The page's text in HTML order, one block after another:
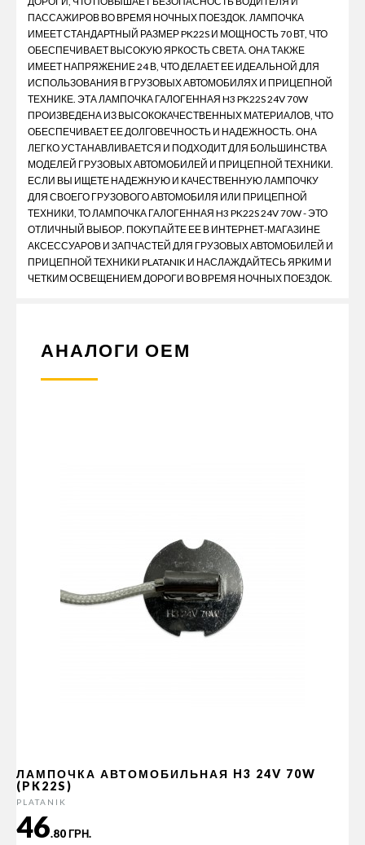
ПАССАЖИРОВ ВО ВРЕМЯ НОЧНЫХ ПОЕЗДОК. ЛАМПОЧКА
ИМЕЕТ СТАНДАРТНЫЙ РАЗМЕР PK22S И МОЩНОСТЬ 70 ВТ, ЧТО
ОБЕСПЕЧИВАЕТ ВЫСОКУЮ ЯРКОСТЬ СВЕТА. ОНА ТАКЖЕ
ИМЕЕТ НАПРЯЖЕНИЕ 24 В, ЧТО ДЕЛАЕТ ЕЕ ИДЕАЛЬНОЙ ДЛЯ
ИСПОЛЬЗОВАНИЯ В ГРУЗОВЫХ АВТОМОБИЛЯХ И ПРИЦЕПНОЙ
ТЕХНИКЕ. ЭТА ЛАМПОЧКА ГАЛОГЕННАЯ H3 PK22S 24V 70W
ПРОИЗВЕДЕНА ИЗ ВЫСОКОКАЧЕСТВЕННЫХ МАТЕРИАЛОВ, ЧТО
ОБЕСПЕЧИВАЕТ ЕЕ ДОЛГОВЕЧНОСТЬ И НАДЕЖНОСТЬ. ОНА
ЛЕГКО УСТАНАВЛИВАЕТСЯ И ПОДХОДИТ ДЛЯ БОЛЬШИНСТВА
МОДЕЛЕЙ ГРУЗОВЫХ АВТОМОБИЛЕЙ И ПРИЦЕПНОЙ ТЕХНИКИ.
ЕСЛИ ВЫ ИЩЕТЕ НАДЕЖНУЮ И КАЧЕСТВЕННУЮ ЛАМПОЧКУ
ДЛЯ СВОЕГО ГРУЗОВОГО АВТОМОБИЛЯ ИЛИ ПРИЦЕПНОЙ
ТЕХНИКИ, ТО ЛАМПОЧКА ГАЛОГЕННАЯ H3 PK22S 24V 70W - ЭТО
ОТЛИЧНЫЙ ВЫБОР. ПОКУПАЙТЕ ЕЕ В ИНТЕРНЕТ-МАГАЗИНЕ
АКСЕССУАРОВ И ЗАПЧАСТЕЙ ДЛЯ ГРУЗОВЫХ АВТОМОБИЛЕЙ И
ПРИЦЕПНОЙ ТЕХНИКИ PLATANIK И НАСЛАЖДАЙТЕСЬ ЯРКИМ И
ЧЕТКИМ ОСВЕЩЕНИЕМ ДОРОГИ ВО ВРЕМЯ НОЧНЫХ ПОЕЗДОК.
АНАЛОГИ ОЕМ
ЛАМПОЧКА АВТОМОБИЛЬНАЯ H3 24V 70W
(PK22S)
PLATANIK
46.80 ГРН.